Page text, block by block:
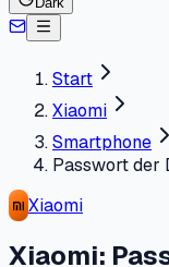
Start
Xiaomi
Smartphone
Passwort der
Xiaomi
Xiaomi: